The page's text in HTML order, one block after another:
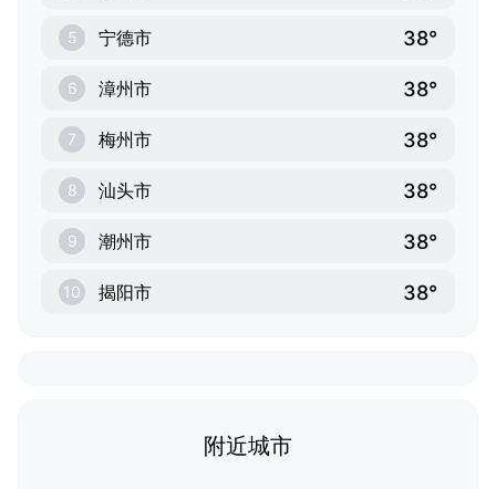
5 宁德市 38°
6 漳州市 38°
7 梅州市 38°
8 汕头市 38°
9 潮州市 38°
10 揭阳市 38°
附近城市